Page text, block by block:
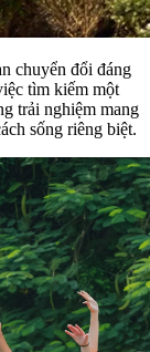
chuyển đổi đáng
tìm kiếm một
trải nghiệm mang
sống riêng biệt.